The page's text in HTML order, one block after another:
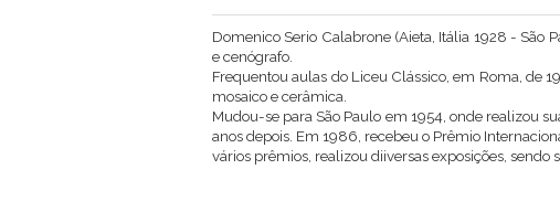
Domenico Serio Calabrone (Aieta, Itália 1928 - São
e cenógrafo.
Frequentou aulas do Liceu Clássico, em Roma, de
mosaico e cerâmica.
Mudou-se para São Paulo em 1954, onde realizou
anos depois. Em 1986, recebeu o Prêmio
vários prêmios, realizou diiversas exposições, sendo